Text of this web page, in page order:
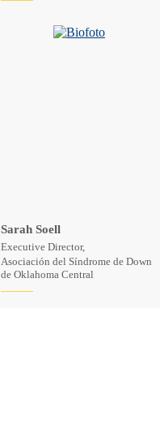
Sarah Soell
Executive Director,
Asociación del Síndrome de Down
de Oklahoma Central